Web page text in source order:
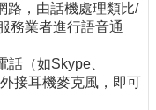
路，由話機處理類比/
務業者進行語音通
（如Skype、
接耳機麥克風，即可